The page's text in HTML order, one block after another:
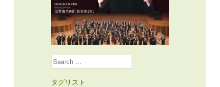
Search
タグリスト